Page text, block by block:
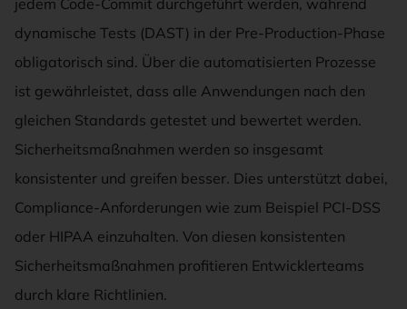
dynamische Tests (DAST) in der Pre-Production-Phase
obligatorisch sind. Über die automatisierten Prozesse
ist gewährleistet, dass alle Anwendungen nach den
gleichen Standards getestet und bewertet werden.
Sicherheitsmaßnahmen werden so insgesamt
konsistenter und greifen besser. Dies unterstützt dabei,
Compliance-Anforderungen wie zum Beispiel PCI-DSS
oder HIPAA einzuhalten. Von diesen konsistenten
Sicherheitsmaßnahmen profitieren Entwicklerteams
durch klare Richtlinien.